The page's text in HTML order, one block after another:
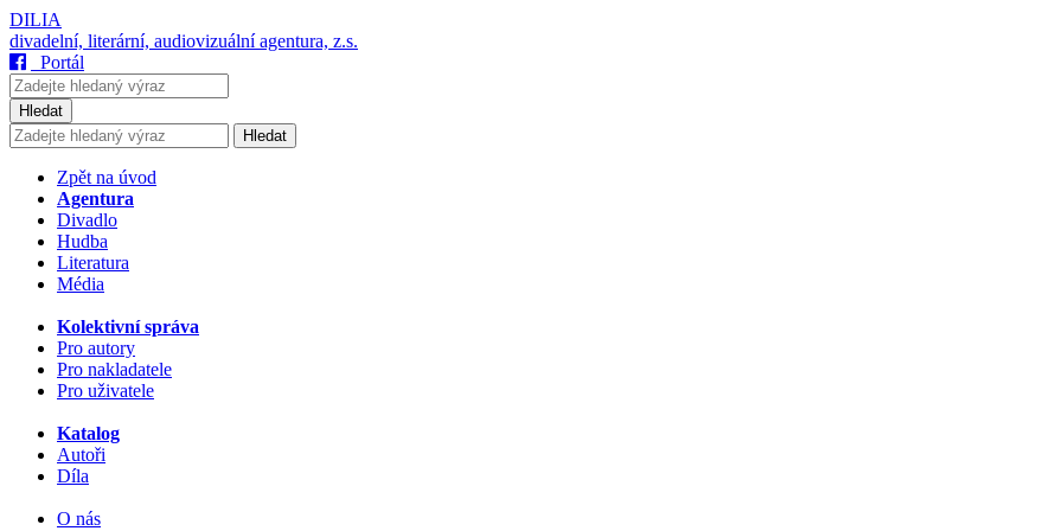
DILIA
divadelní, literární, audiovizuální agentura, z.s.
Portál
Hledat
Hledat
Zpět na úvod
Agentura
Divadlo
Hudba
Literatura
Média
Kolektivní správa
Pro autory
Pro nakladatele
Pro uživatele
Katalog
Autoři
Díla
O nás